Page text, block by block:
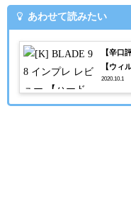
あわせて読みたい
【辛口
【ウィ
2020.10.1